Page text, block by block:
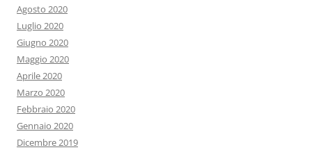
Agosto 2020
Luglio 2020
Giugno 2020
Maggio 2020
Aprile 2020
Marzo 2020
Febbraio 2020
Gennaio 2020
Dicembre 2019